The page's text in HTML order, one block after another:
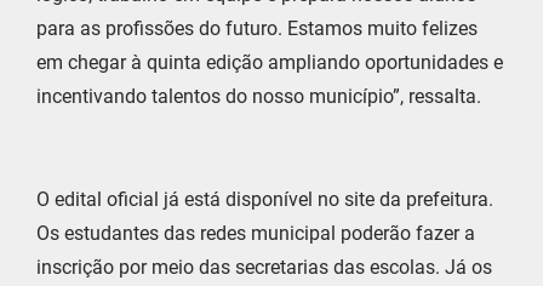
para as profissões do futuro. Estamos muito felizes
em chegar à quinta edição ampliando oportunidades e
incentivando talentos do nosso município”, ressalta.
O edital oficial já está disponível no site da prefeitura.
Os estudantes das redes municipal poderão fazer a
inscrição por meio das secretarias das escolas. Já os